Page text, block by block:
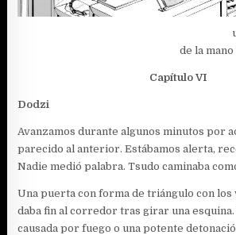
de la
Capítulo VI
Dodzi
Avanzamos durante algunos minutos por
parecido al anterior. Estábamos alerta,
Nadie medió palabra. Tsudo caminaba
Una puerta con forma de triángulo con
daba fin al corredor tras girar una esquina.
causada por fuego o una potente